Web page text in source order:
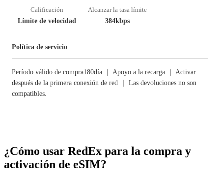
Calificación
Límite de velocidad
Alcanzar la tasa límite
384kbps
Política de servicio
Período válido de compra180día ｜ Apoyo a la recarga ｜ Activar
después de la primera conexión de red ｜ Las devoluciones no son
compatibles.
¿Cómo usar RedEx para la compra y
activación de eSIM?